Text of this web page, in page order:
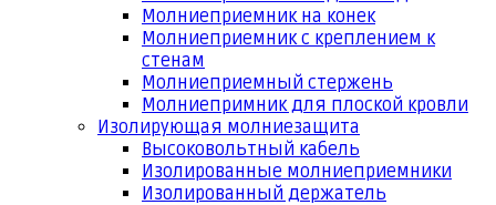
Молниеприемник на конек
Молниеприемник с креплением к
стенам
Молниеприемный стержень
Молниепримник для плоской кровли
Изолирующая молниезащита
Высоковольтный кабель
Изолированные молниеприемники
Изолированный держатель